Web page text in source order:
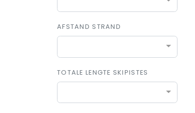
AFSTAND STRAND
TOTALE LENGTE SKIPISTES